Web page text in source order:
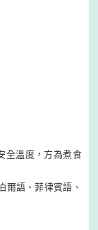
全溫度，方為煮食
爾語、菲律賓語、